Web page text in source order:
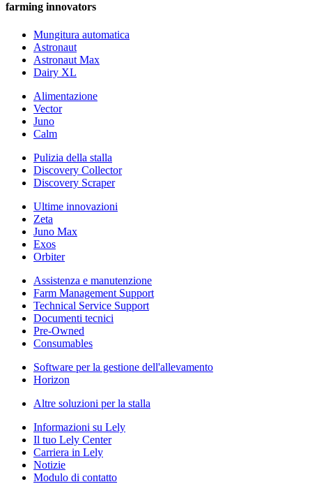
farming innovators
Mungitura automatica
Astronaut
Astronaut Max
Dairy XL
Alimentazione
Vector
Juno
Calm
Pulizia della stalla
Discovery Collector
Discovery Scraper
Ultime innovazioni
Zeta
Juno Max
Exos
Orbiter
Assistenza e manutenzione
Farm Management Support
Technical Service Support
Documenti tecnici
Pre-Owned
Consumables
Software per la gestione dell'allevamento
Horizon
Altre soluzioni per la stalla
Informazioni su Lely
Il tuo Lely Center
Carriera in Lely
Notizie
Modulo di contatto